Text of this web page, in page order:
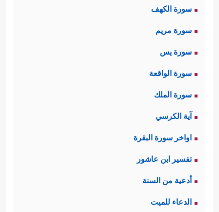
سورة الكهف
سورة مريم
سورة يس
سورة الواقعة
سورة الملك
آية الكرسي
اواخر سورة البقرة
تفسير ابن عاشور
أدعية من السنة
الدعاء للميت